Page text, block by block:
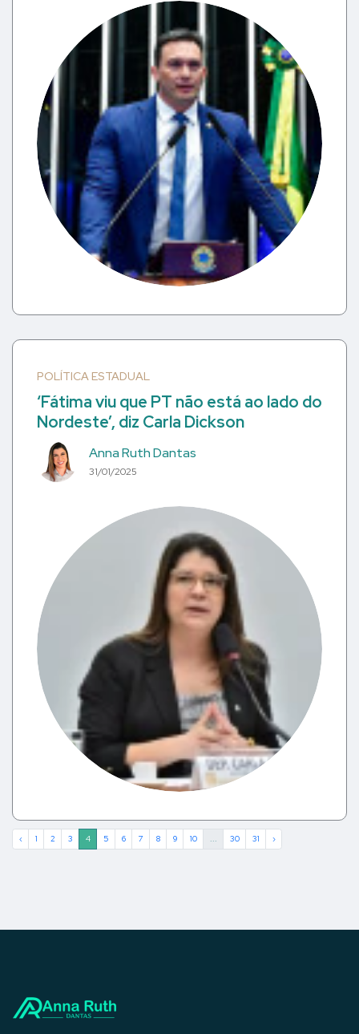
POLÍTICA ESTADUAL
‘Fátima viu que PT não está ao lado do
Nordeste’, diz Carla Dickson
Anna Ruth Dantas
31/01/2025
‹ 1 2 3 4 5 6 7 8 9 10 ... 30 31 ›